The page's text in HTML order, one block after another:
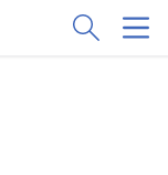
Toggle